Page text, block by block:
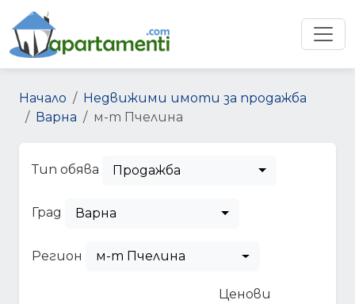
Начало
Недвижими имоти за продажба
Варна
м-т Пчелина
Тип обява Продажба
Град Варна
Регион м-т Пчелина
Ценови